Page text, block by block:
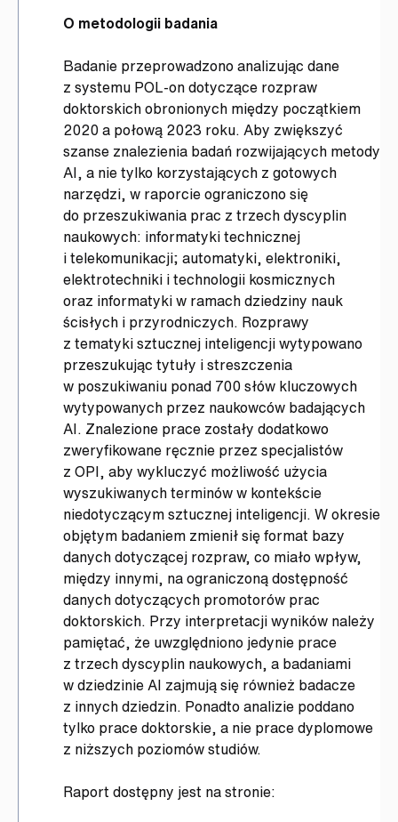
O metodologii badania
Badanie przeprowadzono analizując dane
z systemu POL-on dotyczące rozpraw
doktorskich obronionych między początkiem
2020 a połową 2023 roku. Aby zwiększyć
szanse znalezienia badań rozwijających metody
AI, a nie tylko korzystających z gotowych
narzędzi, w raporcie ograniczono się
do przeszukiwania prac z trzech dyscyplin
naukowych: informatyki technicznej
i telekomunikacji; automatyki, elektroniki,
elektrotechniki i technologii kosmicznych
oraz informatyki w ramach dziedziny nauk
ścisłych i przyrodniczych. Rozprawy
z tematyki sztucznej inteligencji wytypowano
przeszukując tytuły i streszczenia
w poszukiwaniu ponad 700 słów kluczowych
wytypowanych przez naukowców badających
AI. Znalezione prace zostały dodatkowo
zweryfikowane ręcznie przez specjalistów
z OPI, aby wykluczyć możliwość użycia
wyszukiwanych terminów w kontekście
niedotyczącym sztucznej inteligencji. W okresie
objętym badaniem zmienił się format bazy
danych dotyczącej rozpraw, co miało wpływ,
między innymi, na ograniczoną dostępność
danych dotyczących promotorów prac
doktorskich. Przy interpretacji wyników należy
pamiętać, że uwzględniono jedynie prace
z trzech dyscyplin naukowych, a badaniami
w dziedzinie AI zajmują się również badacze
z innych dziedzin. Ponadto analizie poddano
tylko prace doktorskie, a nie prace dyplomowe
z niższych poziomów studiów.
Raport dostępny jest na stronie: